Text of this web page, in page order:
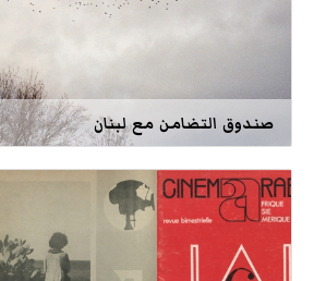
صندوق التضامن مع لبنان